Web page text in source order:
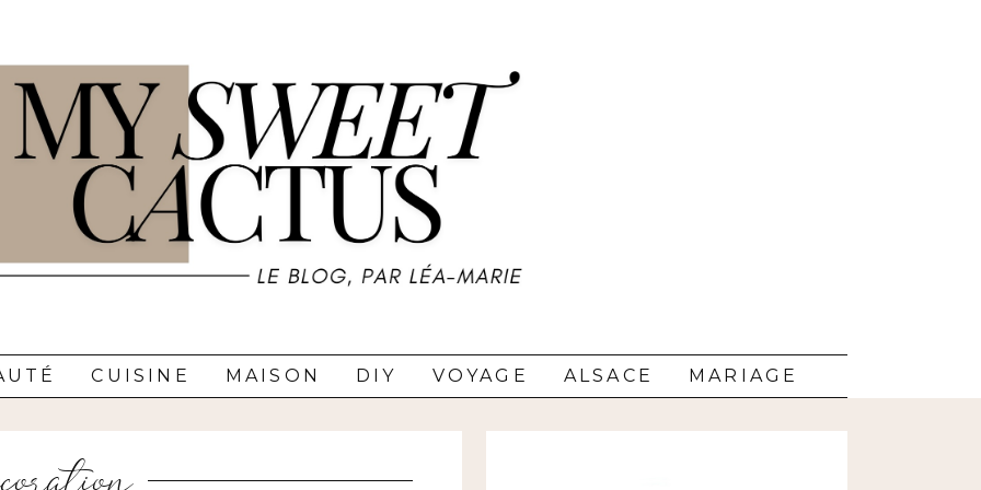
CUISINE MAISON DIY VOYAGE ALSACE MARIAGE